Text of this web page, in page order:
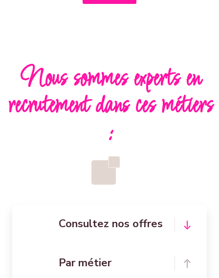
Nous sommes experts en
recrutement dans ces métiers
:
Consultez nos offres
Par métier